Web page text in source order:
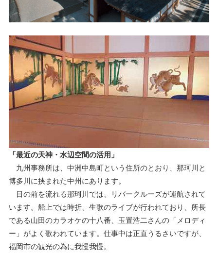
「最近の天神・水辺空間の活用」
九州事務所は、中洲中島町という住所のとおり、那珂川と
博多川に挟まれた中州にあります。
目の前を流れる那珂川では、リバークルーズが運航されて
います。船上では時折、生歌のライブが行われており、所長
である山田のカラオケの十八番、玉置浩二さんの「メロディ
ー」がよく歌われています。仕事中は正直うるさいですが、
福岡市の観光の為に我慢我慢。